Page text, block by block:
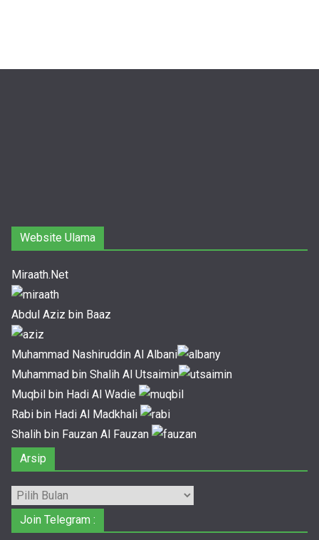
Website Ulama
Miraath.Net
Abdul Aziz bin Baaz
Muhammad Nashiruddin Al Albani
Muhammad bin Shalih Al Utsaimin
Muqbil bin Hadi Al Wadie
Rabi bin Hadi Al Madkhali
Shalih bin Fauzan Al Fauzan
Arsip
Arsip
Join Telegram :